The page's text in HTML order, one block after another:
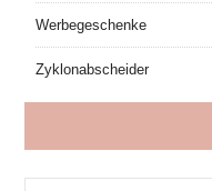
Werbegeschenke
Zyklonabscheider